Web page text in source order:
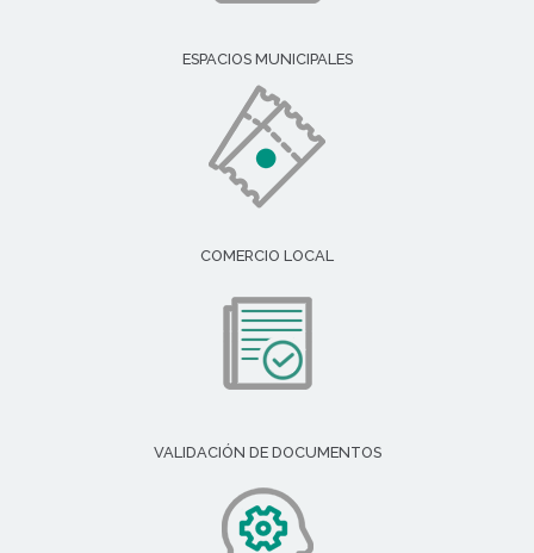
ESPACIOS MUNICIPALES
COMERCIO LOCAL
VALIDACIÓN DE DOCUMENTOS